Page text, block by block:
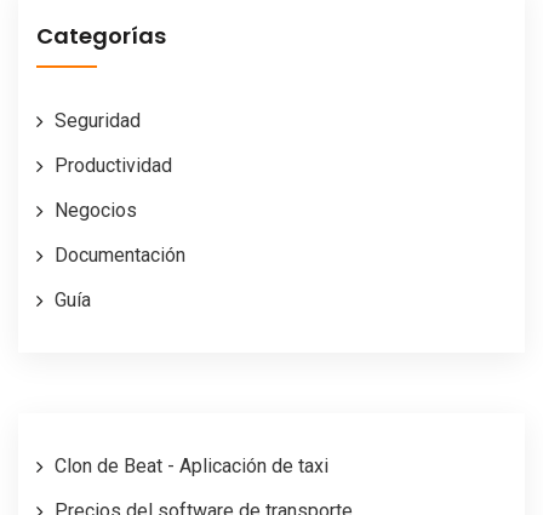
Categorías
Seguridad
Productividad
Negocios
Documentación
Guía
Clon de Beat - Aplicación de taxi